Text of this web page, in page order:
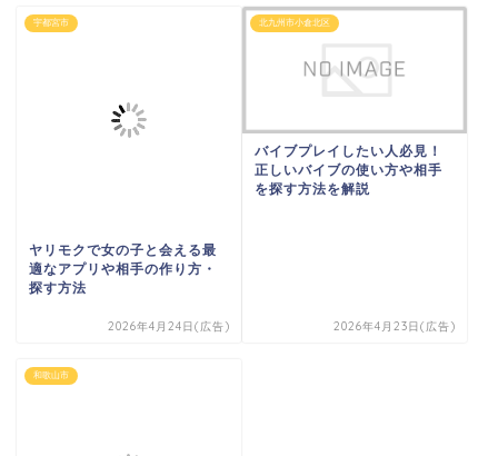
宇都宮市
ヤリモクで女の子と会える最
適なアプリや相手の作り方・
探す方法
2026年4月24日(広告)
北九州市小倉北区
バイブプレイしたい人必見！
正しいバイブの使い方や相手
を探す方法を解説
2026年4月23日(広告)
和歌山市